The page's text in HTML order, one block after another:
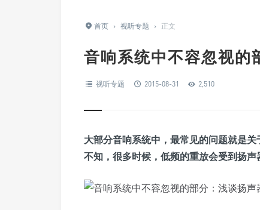
首页 › 视听专题 › 正文
音响系统中不容忽视的
视听专题 2015-08-31 2,510
大部分音响系统中，最常见的问题就是
不知，很多时候，低频的重放会受到扬声